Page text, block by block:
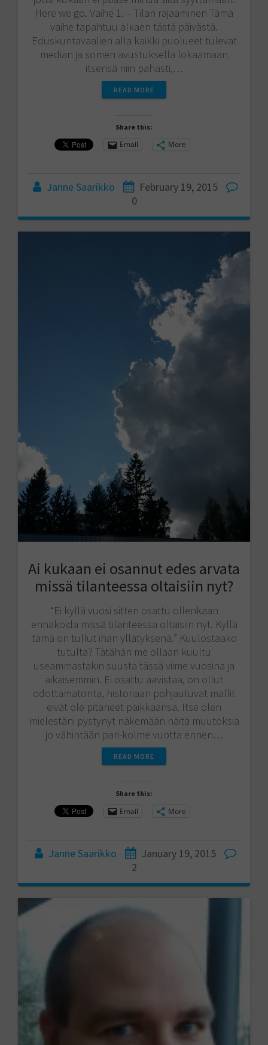
Here we go. Vaihe 1. – Tilan rajaaminen Tämä
vaihe tapahtuu alkaen tästä päivästä.
Eduskuntavaalien alla kaikki puolueet tulevat
median ja somen avustuksella lokaamaan
itsensä niin pahasti,…
READ MORE
Share this:
Email More
Janne Saarikko
February 19, 2015
0
Ai kukaan ei osannut edes arvata
missä tilanteessa oltaisiin nyt?
“Ei kyllä vuosi sitten osattu ollenkaan
ennakoida missä tilanteessa oltaisiin nyt. Kyllä
tämä on tullut ihan yllätyksenä.” Kuulostaako
tutulta? Tätähän me ollaan kuultu
useammastakin suusta tässä viime vuosina ja
aikaisemmin. Ei osattu aavistaa, on ollut
odottamatonta, historiaan pohjautuvat mallit
eivät ole pitäneet paikkaansa. Itse olen
mielestäni pystynyt näkemään näitä muutoksia
jo vähintään pari-kolme vuotta ennen…
READ MORE
Share this:
Email More
Janne Saarikko
January 19, 2015
2